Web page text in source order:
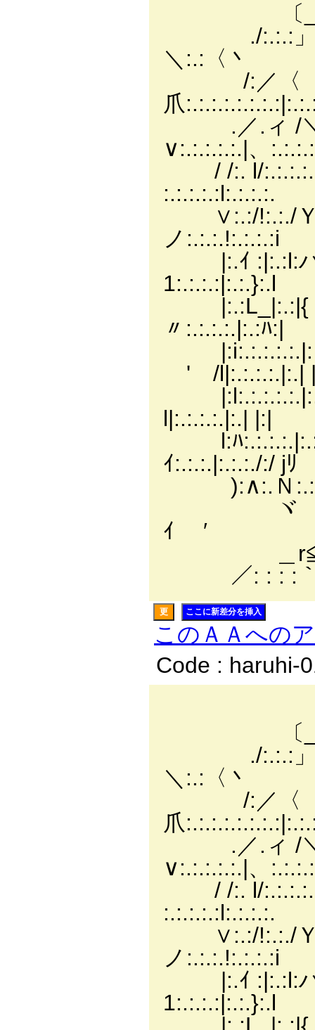
〔_￣￣ｿ
./:.:.:」 〈/
＼:.:〈丶
/:／〈
爪
.／.ィ /＼
∨:.:.:.:.:.|、
/ /:. l/
:.:.:.:.:l:.:.:.:.
∨:.:/!:.:./Ｙ
ノ:.:.:.!:.:.:.:i
|:.ｲ :|:.:l:
1:.:.:.:|:.:.}:.l
〃:.:.:.:.|:.:ﾊ:|
ゞ' /l|:.:.:.:.|:.|
l|:.:.:.:.|:.| |:|
l:ﾊ
ｲ:.:.:.|:.:.:./:/ jﾘ
):∧:.Ｎ
ヾ ＼ﾄ :.
ｲ ′
＿r≦⌒`
／: : : :｀
更 ここに新差分を挿入
このＡＡへの
Code : haruhi-
〔_￣￣ｿ
./:.:.:」 〈/
＼:.:〈丶
/:／〈
爪
.／.ィ /＼
∨:.:.:.:.:.|、
/ /:. l/
:.:.:.:.:l:.:.:.:.
∨:.:/!:.:./Ｙ
ノ:.:.:.!:.:.:.:i
|:.ｲ :|:.:l:
1:.:.:.:|:.:.}:.l